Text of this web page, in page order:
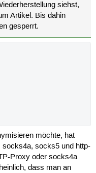
siehst,
Artikel. Bis dahin
gesperrt.
möchte, hat
socks5 und http-
Proxy oder socks4a
dass man an